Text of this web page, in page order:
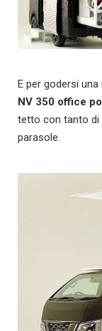
E per godersi
NV 350 office
tetto con tanto di
parasole.